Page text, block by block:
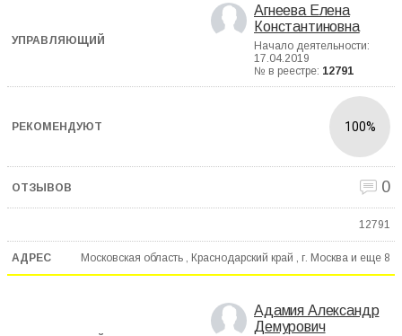
Агнеева Елена
Константиновна
Начало деятельности:
17.04.2019
№ в реестре: 12791
100%
0
12791
Московская область , Краснодарский край , г. Москва и еще 8
Адамия Александр
Демурович